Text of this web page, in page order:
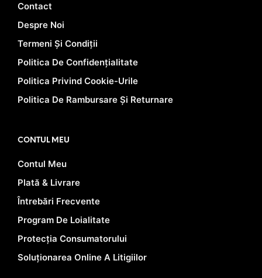
Contact
Despre Noi
Termeni Și Condiții
Politica De Confidențialitate
Politica Privind Cookie-Urile
Politica De Rambursare Și Returnare
CONTUL MEU
Contul Meu
Plată & Livrare
Întrebări Frecvente
Program De Loialitate
Protecția Consumatorului
Soluționarea Online A Litigiilor